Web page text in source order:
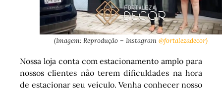
(Imagem: Reprodução – Instagram @fortalezadecor)
Nossa loja conta com estacionamento amplo para
nossos clientes não terem dificuldades na hora
de estacionar seu veículo. Venha conhecer nosso